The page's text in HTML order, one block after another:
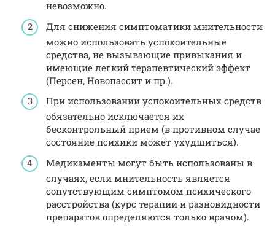
невозможно.
Для снижения симптоматики мнительности
можно использовать успокоительные
средства, не вызывающие привыкания и
имеющие легкий терапевтический эффект
(Персен, Новопассит и пр.).
При использовании успокоительных средств
обязательно исключается их
бесконтрольный прием (в противном случае
состояние психики может ухудшиться).
Медикаменты могут быть использованы в
случаях, если мнительность является
сопутствующим симптомом психического
расстройства (курс терапии и разновидности
препаратов определяются только врачом).